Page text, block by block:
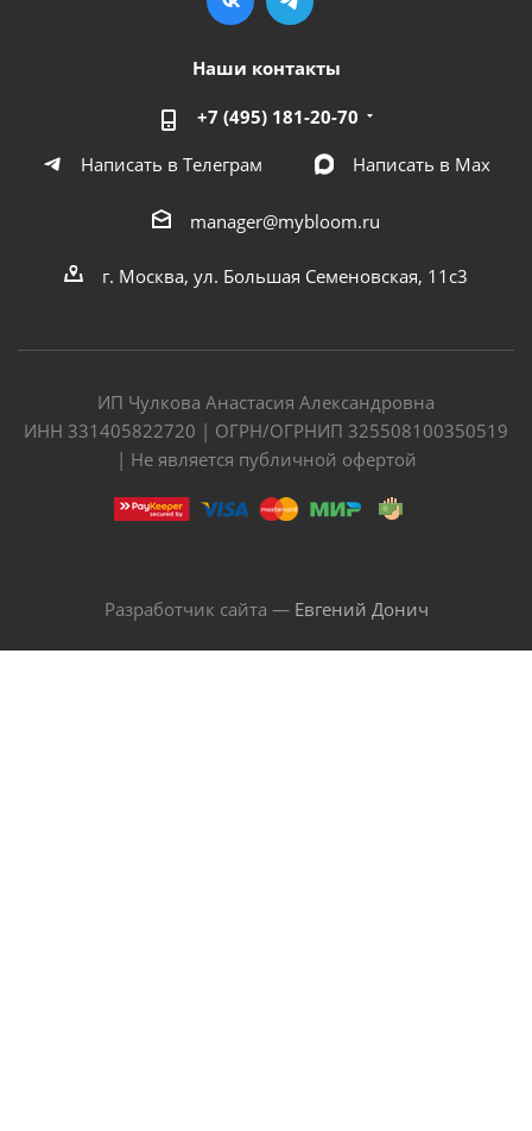
Наши контакты
+7 (495) 181-20-70
Написать в Телеграм
Написать в Мах
manager@mybloom.ru
г. Москва, ул. Большая Семеновская, 11с3
ИП Чулкова Анастасия Александровна
ИНН 331405822720 | ОГРН/ОГРНИП 325508100350519
| Не является публичной офертой
Разработчик сайта — Евгений Донич